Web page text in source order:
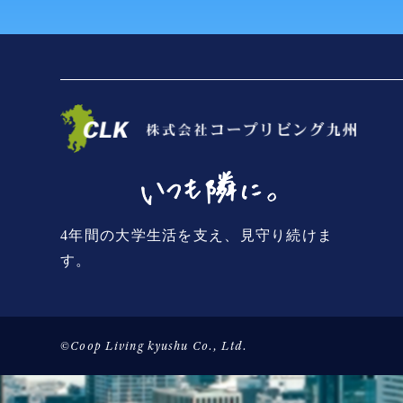
4年間の大学生活を支え、見守り続けま
す。
©Coop Living kyushu Co., Ltd.